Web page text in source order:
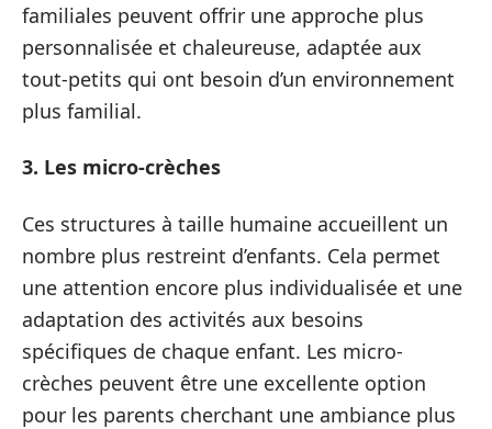
familiales peuvent offrir une approche plus
personnalisée et chaleureuse, adaptée aux
tout-petits qui ont besoin d’un environnement
plus familial.
3. Les micro-crèches
Ces structures à taille humaine accueillent un
nombre plus restreint d’enfants. Cela permet
une attention encore plus individualisée et une
adaptation des activités aux besoins
spécifiques de chaque enfant. Les micro-
crèches peuvent être une excellente option
pour les parents cherchant une ambiance plus